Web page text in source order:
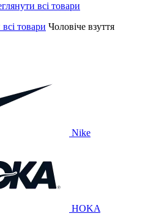
товари Чоловіче взуття
Nike
HOKA